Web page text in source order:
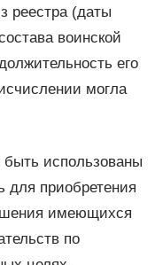
реестра (даты
воинской
его
могла
использованы
для приобретения
имеющихся
по